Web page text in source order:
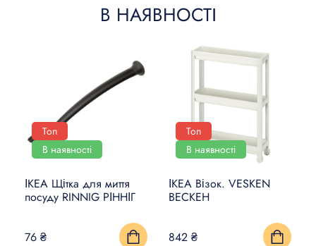
В НАЯВНОСТІ
Топ
В наявності
ІКЕА Щітка для миття
посуду RINNIG РІННІГ
76 ₴
Топ
В наявності
ІКЕА Візок. VESKEN
ВЕСКЕН
842 ₴